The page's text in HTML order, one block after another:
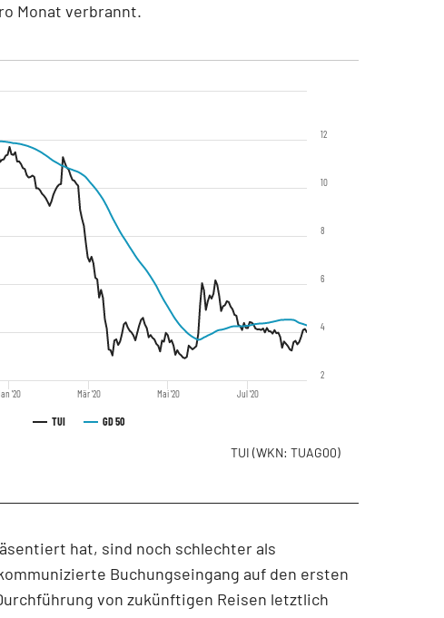
Monat verbrannt.
TUI GD 50
'20 Mär '20 Mai '20 Jul '20
2
4
6
8
10
12
TUI (WKN: TUAG00)
hat, sind noch schlechter als
Buchungseingang auf den ersten
von zukünftigen Reisen letztlich